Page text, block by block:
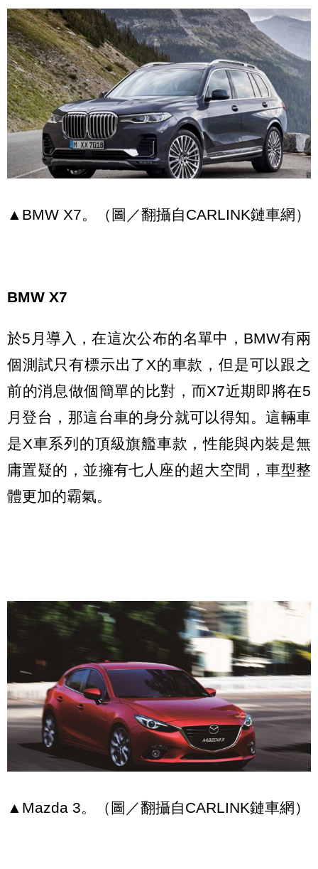
▲BMW X7。（圖／翻攝自CARLINK鏈車網）
BMW X7
於5月導入，在這次公布的名單中，BMW有兩
個測試只有標示出了X的車款，但是可以跟之
前的消息做個簡單的比對，而X7近期即將在5
月登台，那這台車的身分就可以得知。這輛車
是X車系列的頂級旗艦車款，性能與內裝是無
庸置疑的，並擁有七人座的超大空間，車型整
體更加的霸氣。
▲Mazda 3。（圖／翻攝自CARLINK鏈車網）